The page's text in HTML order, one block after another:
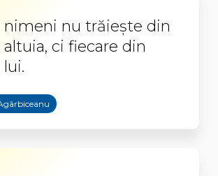
nimeni nu trăiește din
ci fiecare din